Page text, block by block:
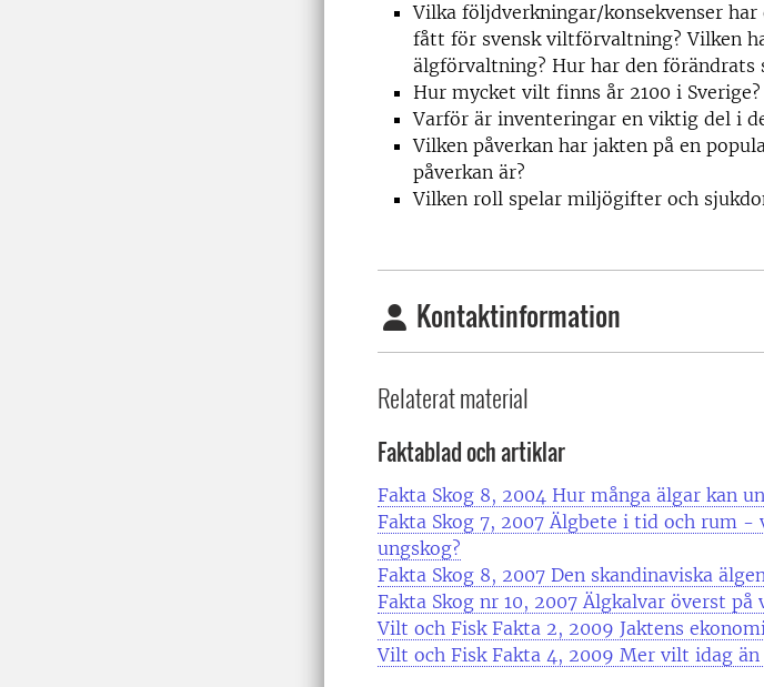
Vilka följdverkningar/konsekvenser
fått för svensk viltförvaltning? Vilken
älgförvaltning? Hur har den förändrats
Hur mycket vilt finns år 2100 i Sverige?
Varför är inventeringar en viktig del i
Vilken påverkan har jakten på en
påverkan är?
Vilken roll spelar miljögifter och
Kontaktinformation
Relaterat material
Faktablad och artiklar
Fakta Skog 8, 2004 Hur många älgar kan
Fakta Skog 7, 2007 Älgbete i tid och rum
ungskog?
Fakta Skog 8, 2007 Den skandinaviska
Fakta Skog nr 10, 2007 Älgkalvar överst på
Vilt och Fisk Fakta 2, 2009 Jaktens
Vilt och Fisk Fakta 4, 2009 Mer vilt idag än